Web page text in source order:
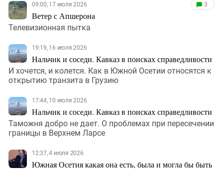
09:00, 17 июля 2026
Ветер с Апшерона
3
Телевизионная пытка
19:19, 16 июля 2026
Нальчик и соседи. Кавказ в поисках справедливости
И хочется, и колется. Как в Южной Осетии относятся к
открытию транзита в Грузию
17:44, 10 июля 2026
Нальчик и соседи. Кавказ в поисках справедливости
Таможня добро не дает. О проблемах при пересечении
границы в Верхнем Ларсе
12:37, 4 июля 2026
Южная Осетия какая она есть, была и могла бы быть